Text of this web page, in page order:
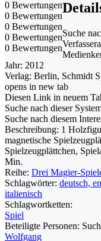
0 Bewertungen
0 Bewertungen
0 Bewertungen
0 Bewertungen
0 Bewertungen
Suche
Jahr: 2012
Verlag: Berlin, Schmidt
opens in new tab
Diesen Link in neuem
Suche nach dieser
Suche nach diesem
Beschreibung: 1
magnetische
Spielzeugplättchen,
Min.
Reihe: Drei Magier-
Schlagwörter: deutsch,
italienisch
Schlagwortketten:
Spiel
Beteiligte Personen:
Wolfgang